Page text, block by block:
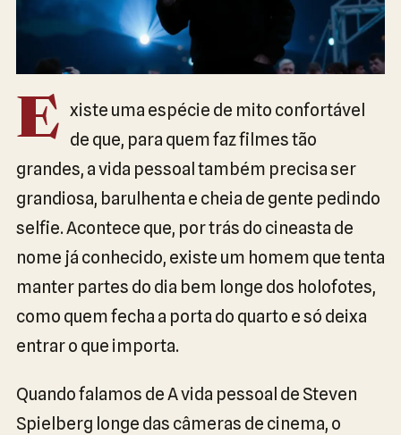
E xiste uma espécie de mito confortável
de que, para quem faz filmes tão
grandes, a vida pessoal também precisa ser
grandiosa, barulhenta e cheia de gente pedindo
selfie. Acontece que, por trás do cineasta de
nome já conhecido, existe um homem que tenta
manter partes do dia bem longe dos holofotes,
como quem fecha a porta do quarto e só deixa
entrar o que importa.
Quando falamos de A vida pessoal de Steven
Spielberg longe das câmeras de cinema, o